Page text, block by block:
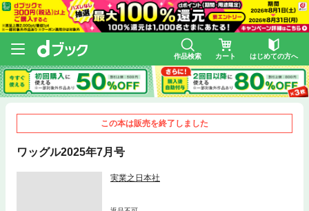
作品検索 カート はじめての方へ
この本は販売を終了しました
ワッグル2025年7月号
実業之日本社